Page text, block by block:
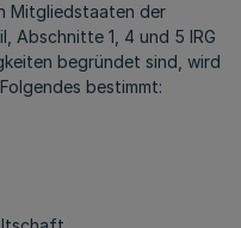
Mitgliedstaaten der
Abschnitte 1, 4 und 5 IRG
begründet sind, wird
bestimmt: